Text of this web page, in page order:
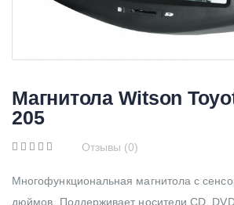
Магнитола Witson
205
Отзывы (0)
Многофункциональная магнитола с
дюймов. Поддерживает носители CD,